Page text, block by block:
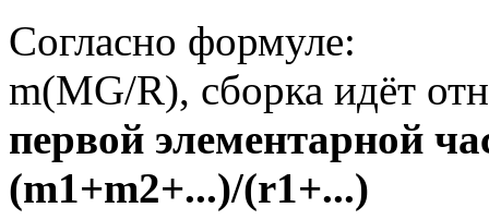
Согласно формуле:
m(MG/R), сборка идёт
первой элементарной
(m1+m2+...)/(r1+...)